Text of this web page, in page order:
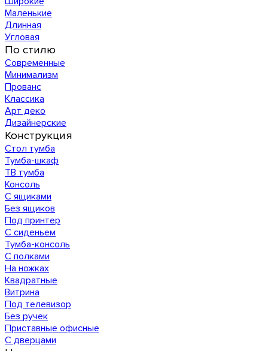
Маленькие
Длинная
Угловая
По стилю
Современные
Минимализм
Прованс
Классика
Арт деко
Дизайнерские
Конструкция
Стол тумба
Тумба-шкаф
ТВ тумба
Консоль
С ящиками
Без ящиков
Под принтер
С сиденьем
Тумба-консоль
С полками
На ножках
Квадратные
Витрина
Под телевизор
Без ручек
Приставные офисные
С дверцами